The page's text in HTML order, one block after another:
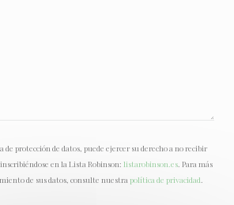
de protección de datos, puede ejercer su derecho a no recibir
en la Lista Robinson: listarobinson.es. Para más
de sus datos, consulte nuestra política de privacidad